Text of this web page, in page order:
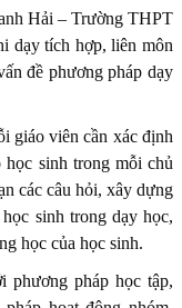
Hải – Trường THPT
dạy tích hợp, liên môn
đề phương pháp dạy
giáo viên cần xác định
sinh trong mỗi chủ
các câu hỏi, xây dựng
sinh trong dạy học,
học của học sinh.
phương pháp học tập,